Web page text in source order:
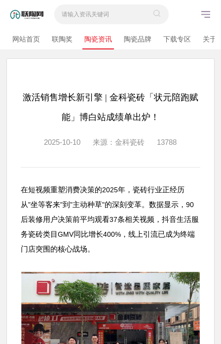
网站首页 联陶奖 陶瓷资讯 陶瓷品牌 下载专区 关于
激活销售增长新引擎 | 金科瓷砖「状元陪跑赋
能」博白站成绩单出炉！
2025-10-10 来源：金科瓷砖 13788
在短视频重塑消费决策的2025年，瓷砖行业正经历
从"坐等客来"到"主动种草"的深刻变革。数据显示，90
后装修用户决策前平均观看37条相关视频，抖音生活服
务瓷砖类目GMV同比增长400% ，线上引流已成为终端
门店突围的核心战场。